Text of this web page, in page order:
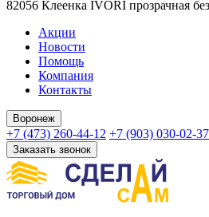
82056 Клеенка IVORI прозрачная
Акции
Новости
Помощь
Компания
Контакты
Воронеж
+7 (473) 260-44-12 +7 (903) 030-02-37
Заказать звонок